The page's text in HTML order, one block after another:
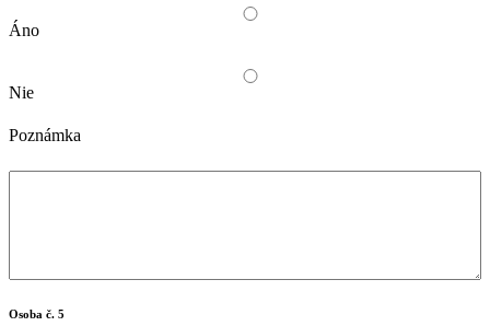
Áno
Nie
Poznámka
Osoba č. 5